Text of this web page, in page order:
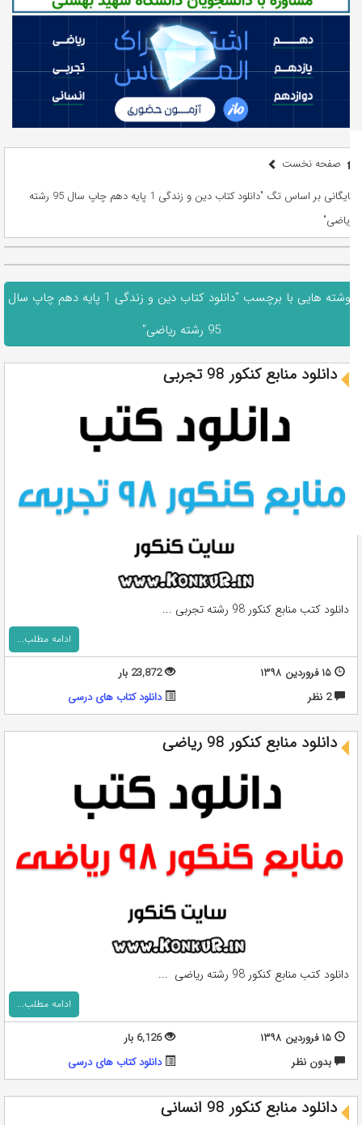
صفحه نخست
بایگانی بر اساس تگ "دانلود کتاب دین و زندگی 1 پایه دهم چاپ سال 95 رشته
ریاضی"
نوشته هایی با برچسب "دانلود کتاب دین و زندگی 1 پایه دهم چاپ سال
95 رشته ریاضی"
دانلود منابع کنکور 98 تجربی
دانلود کتب منابع کنکور 98 رشته تجربی ...
ادامه مطلب...
۱۵ فروردین ۱۳۹۸
23,872 بار
2 نظر
دانلود کتاب های درسی
دانلود منابع کنکور 98 ریاضی
دانلود کتب منابع کنکور 98 رشته ریاضی ...
ادامه مطلب...
۱۵ فروردین ۱۳۹۸
6,126 بار
بدون نظر
دانلود کتاب های درسی
دانلود منابع کنکور 98 انسانی